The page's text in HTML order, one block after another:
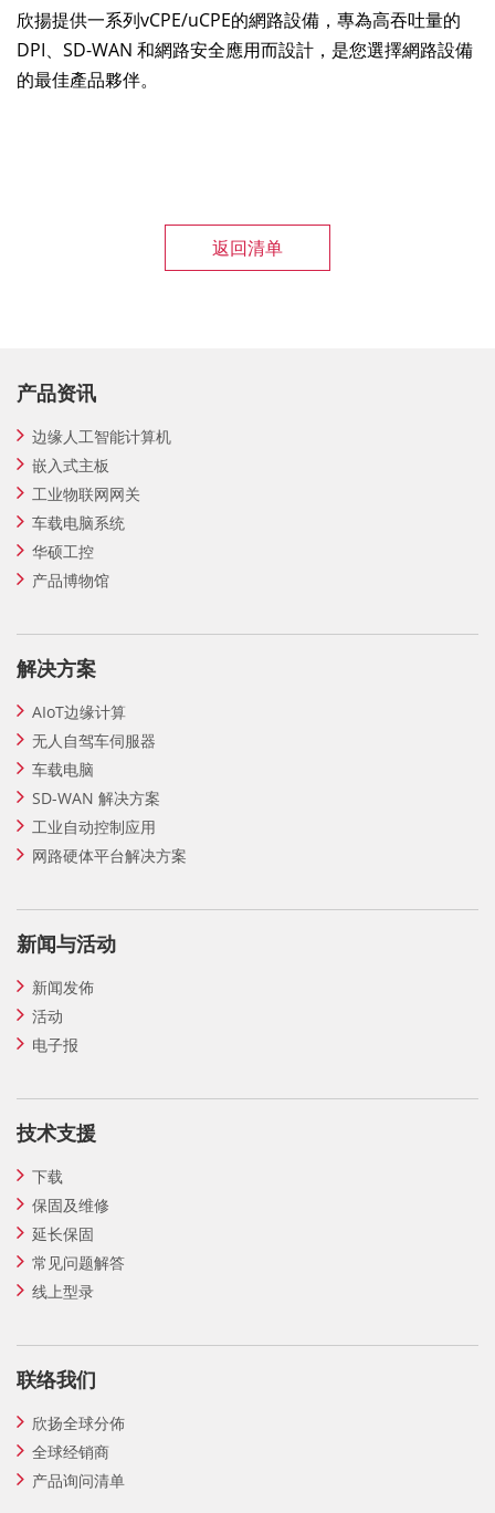
欣揚提供一系列vCPE/uCPE的網路設備，專為高吞吐量的
DPI、SD-WAN 和網路安全應用而設計，是您選擇網路設備
的最佳產品夥伴。
返回清单
产品资讯
边缘人工智能计算机
嵌入式主板
工业物联网网关
车载电脑系统
华硕工控
产品博物馆
解决方案
AIoT边缘计算
无人自驾车伺服器
车载电脑
SD-WAN 解决方案
工业自动控制应用
网路硬体平台解决方案
新闻与活动
新闻发佈
活动
电子报
技术支援
下载
保固及维修
延长保固
常见问题解答
线上型录
联络我们
欣扬全球分佈
全球经销商
产品询问清单